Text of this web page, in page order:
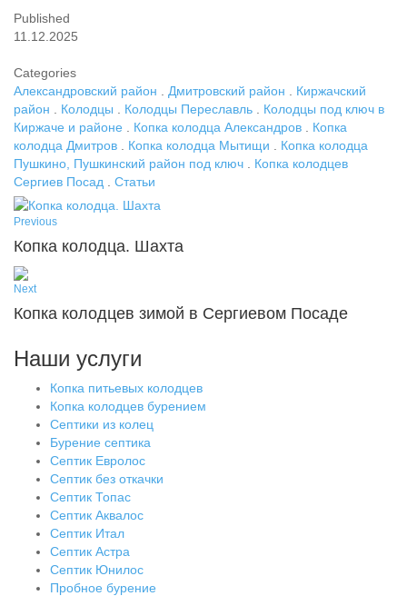
Published
11.12.2025
Categories
Александровский район
Дмитровский район
Киржачский
район
Колодцы Колодцы Переславль
Колодцы под ключ в
Киржаче и районе
Копка колодца Александров
Копка
колодца Дмитров
Копка колодца Мытищи
Копка колодца
Пушкино, Пушкинский район под ключ
Копка колодцев
Сергиев Посад
Статьи
Previous
Копка колодца. Шахта
Next
Копка колодцев зимой в Сергиевом Посаде
Наши услуги
Копка питьевых колодцев
Копка колодцев бурением
Септики из колец
Бурение септика
Септик Евролос
Септик без откачки
Септик Топас
Септик Аквалос
Септик Итал
Септик Астра
Септик Юнилос
Пробное бурение